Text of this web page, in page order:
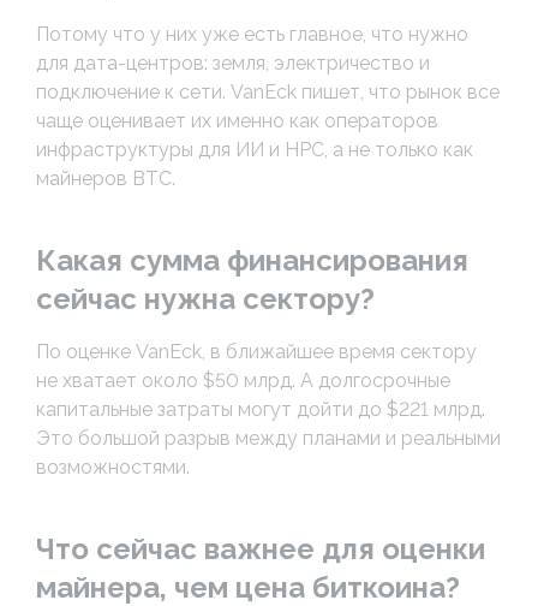
Потому что у них уже есть главное, что нужно
для дата-центров: земля, электричество и
подключение к сети. VanEck пишет, что рынок все
чаще оценивает их именно как операторов
инфраструктуры для ИИ и HPC, а не только как
майнеров BTC.
Какая сумма финансирования
сейчас нужна сектору?
По оценке VanEck, в ближайшее время сектору
не хватает около $50 млрд. А долгосрочные
капитальные затраты могут дойти до $221 млрд.
Это большой разрыв между планами и реальными
возможностями.
Что сейчас важнее для оценки
майнера, чем цена биткоина?